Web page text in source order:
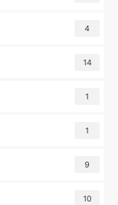
4
14
1
1
9
10